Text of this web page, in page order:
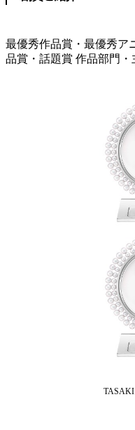
最優秀作品賞・最優秀ア
品賞・話題賞 作品部門・